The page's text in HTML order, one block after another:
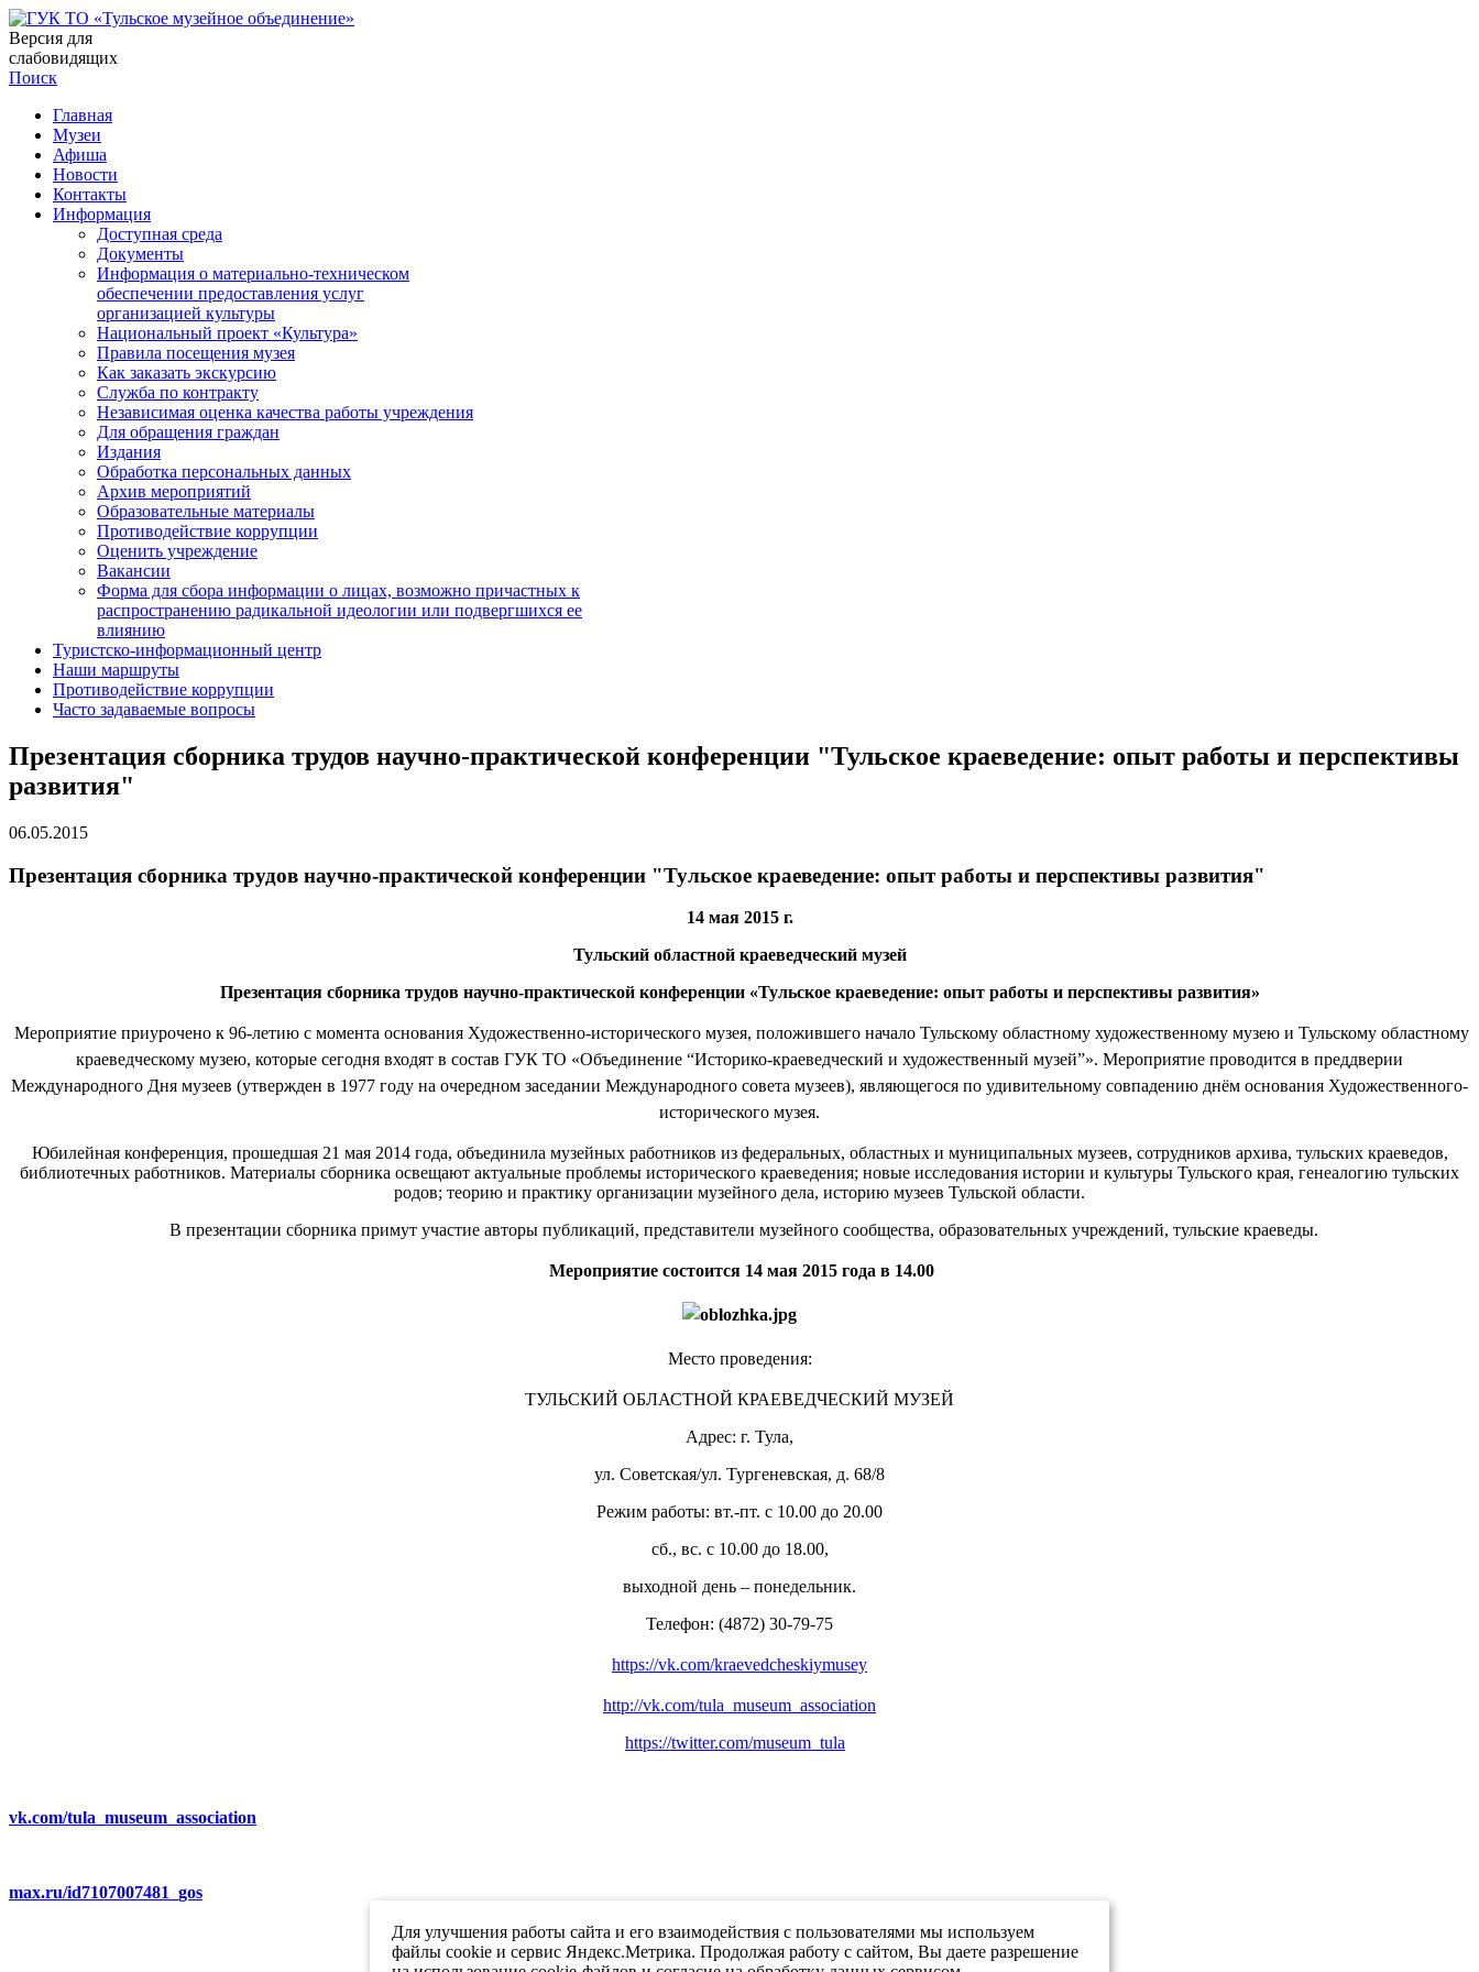
Версия для
слабовидящих
Поиск
Главная
Музеи
Афиша
Новости
Контакты
Информация
Доступная среда
Документы
Информация о материально-техническом
обеспечении предоставления услуг
организацией культуры
Национальный проект «Культура»
Правила посещения музея
Как заказать экскурсию
Служба по контракту
Независимая оценка качества работы учреждения
Для обращения граждан
Издания
Обработка персональных данных
Архив мероприятий
Образовательные материалы
Противодействие коррупции
Оценить учреждение
Вакансии
Форма для сбора информации о лицах, возможно причастных к
распространению радикальной идеологии или подвергшихся ее
влиянию
Туристско-информационный центр
Наши маршруты
Противодействие коррупции
Часто задаваемые вопросы
Презентация сборника трудов научно-практической конференции "Тульское краеведение: опыт работы и перспективы
развития"
06.05.2015
Презентация сборника трудов научно-практической конференции "Тульское краеведение: опыт работы и перспективы развития"
14 мая 2015 г.
Тульский областной краеведческий музей
Презентация сборника трудов научно-практической конференции «Тульское краеведение: опыт работы и перспективы развития»
Мероприятие приурочено к 96-летию с момента основания Художественно-исторического музея, положившего начало Тульскому областному художественному музею и Тульскому областному
краеведческому музею, которые сегодня входят в состав ГУК ТО «Объединение “Историко-краеведческий и художественный музей”». Мероприятие проводится в преддверии
Международного Дня музеев (утвержден в 1977 году на очередном заседании Международного совета музеев), являющегося по удивительному совпадению днём основания Художественного-
исторического музея.
Юбилейная конференция, прошедшая 21 мая 2014 года, объединила музейных работников из федеральных, областных и муниципальных музеев, сотрудников архива, тульских краеведов,
библиотечных работников. Материалы сборника освещают актуальные проблемы исторического краеведения; новые исследования истории и культуры Тульского края, генеалогию тульских
родов; теорию и практику организации музейного дела, историю музеев Тульской области.
В презентации сборника примут участие авторы публикаций, представители музейного сообщества, образовательных учреждений, тульские краеведы.
Мероприятие состоится 14 мая 2015 года в 14.00
Место проведения:
ТУЛЬСКИЙ ОБЛАСТНОЙ КРАЕВЕДЧЕСКИЙ МУЗЕЙ
Адрес: г. Тула,
ул. Советская/ул. Тургеневская, д. 68/8
Режим работы: вт.-пт. с 10.00 до 20.00
сб., вс. с 10.00 до 18.00,
выходной день – понедельник.
Телефон: (4872) 30-79-75
https://vk.com/kraevedcheskiymusey
http://vk.com/tula_museum_association
https://twitter.com/museum_tula
vk.com/tula_museum_association
max.ru/id7107007481_gos
Для улучшения работы сайта и его взаимодействия с пользователями мы используем
файлы cookie и сервис Яндекс.Метрика. Продолжая работу с сайтом, Вы даете разрешение